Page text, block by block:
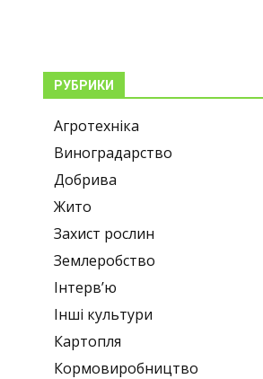
РУБРИКИ
Агротехніка
Виноградарство
Добрива
Жито
Захист рослин
Землеробство
Інтерв’ю
Інші культури
Картопля
Кормовиробництво